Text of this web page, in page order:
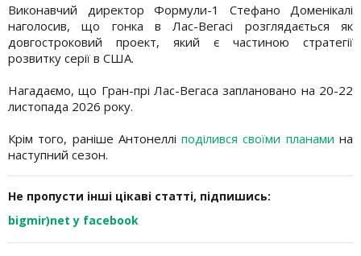
Виконавчий директор Формули-1 Стефано Доменікалі
наголосив, що гонка в Лас-Вегасі розглядається як
довгостроковий проект, який є частиною стратегії
розвитку серії в США.
Нагадаємо, що Гран-прі Лас-Вегаса заплановано на 20-22
листопада 2026 року.
Крім того, раніше Антонелліподілився своїми планамина
наступний сезон.
Не пропусти інші цікаві статті, підпишись:
bigmir)net у facebook